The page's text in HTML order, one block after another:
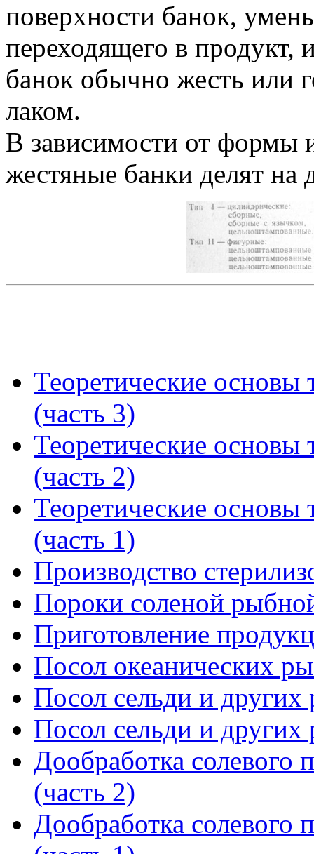
поверхности банок,
переходящего в продукт,
банок обычно жесть или
лаком.
В зависимости от формы
жестяные банки делят на
Теоретические
(часть 3)
Теоретические
(часть 2)
Теоретические
(часть 1)
Производство
Пороки соленой
Приготовление
Посол океанических
Посол сельди и других
Посол сельди и других
Дообработка солевого
(часть 2)
Дообработка солевого